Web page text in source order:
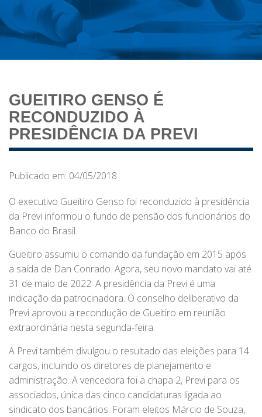
GUEITIRO GENSO É
RECONDUZIDO À
PRESIDÊNCIA DA PREVI
Publicado em: 04/05/2018
O executivo Gueitiro Genso foi reconduzido à presidência
da Previ informou o fundo de pensão dos funcionários do
Banco do Brasil.
Gueitiro assumiu o comando da fundação em 2015 após
a saída de Dan Conrado. Agora, seu novo mandato vai até
31 de maio de 2022. A presidência da Previ é uma
indicação da patrocinadora. O conselho deliberativo da
Previ aprovou a recondução de Gueitiro em reunião
extraordinária nesta segunda-feira.
A Previ também divulgou o resultado das eleições para 14
cargos, incluindo os diretores de planejamento e
administração. A vencedora foi a chapa 2, Previ para os
associados, única das cinco candidaturas ligada ao
sindicato dos bancários. Foram eleitos Márcio de Souza,